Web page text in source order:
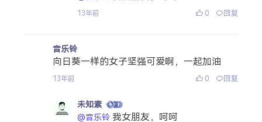
13年前 0 回复
音乐铃
向日葵一样的女子坚强可爱啊，一起加油
13年前 0 回复
未知素
@音乐铃 我女朋友，呵呵